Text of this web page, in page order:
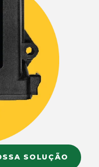
SOLUÇÃO